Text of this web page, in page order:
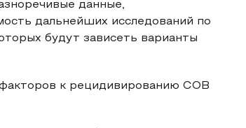
данные,
дальнейших исследований по
будут зависеть варианты
к рецидивированию СОВ